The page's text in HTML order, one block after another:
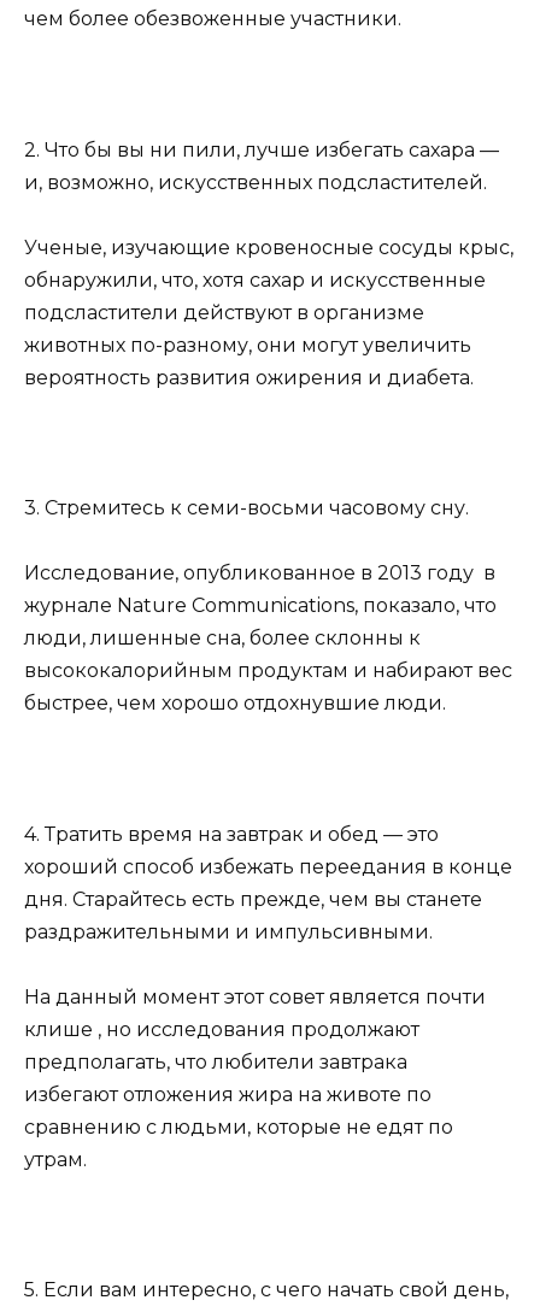
чем более обезвоженные участники.
2. Что бы вы ни пили, лучше избегать сахара —
и, возможно, искусственных подсластителей.
Ученые, изучающие кровеносные сосуды крыс,
обнаружили, что, хотя сахар и искусственные
подсластители действуют в организме
животных по-разному, они могут увеличить
вероятность развития ожирения и диабета.
3. Стремитесь к семи-восьми часовому сну.
Исследование, опубликованное в 2013 году в
журнале Nature Communications, показало, что
люди, лишенные сна, более склонны к
высококалорийным продуктам и набирают вес
быстрее, чем хорошо отдохнувшие люди.
4. Тратить время на завтрак и обед — это
хороший способ избежать переедания в конце
дня. Старайтесь есть прежде, чем вы станете
раздражительными и импульсивными.
На данный момент этот совет является почти
клише , но исследования продолжают
предполагать, что любители завтрака
избегают отложения жира на животе по
сравнению с людьми, которые не едят по
утрам.
5. Если вам интересно, с чего начать свой день,